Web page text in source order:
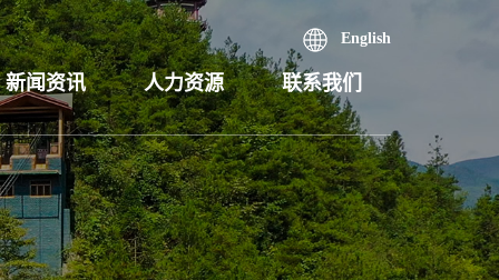
English
新闻资讯 人力资源 联系我们